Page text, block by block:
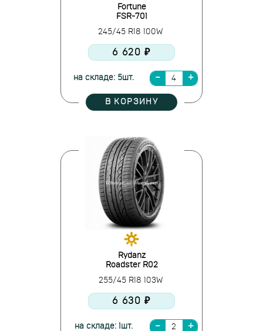
Fortune
FSR-701
245/45 R18 100W
6 620 ₽
на складе: 5шт.
В КОРЗИНУ
Rydanz
Roadster R02
255/45 R18 103W
6 630 ₽
на складе: 1шт.